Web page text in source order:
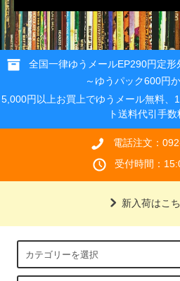
全国一律ゆうメールEP290円定
～ゆうパック600円
5,000円以上お買上でゆうメール無料、
ト送料代引手
電話注文：
受付時間：
新入荷はこ